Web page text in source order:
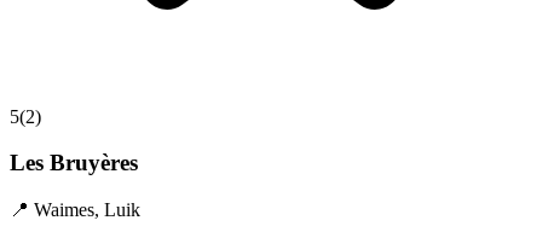
5(2)
Les Bruyères
📍 Waimes, Luik